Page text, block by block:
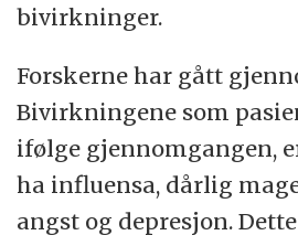
bivirkninger.
Forskerne har gått
Bivirkningene som
ifølge gjennomgangen,
ha influensa, dårlig
angst og depresjon.